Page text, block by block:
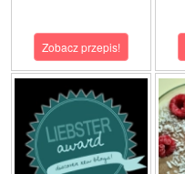
Zobacz przepis!